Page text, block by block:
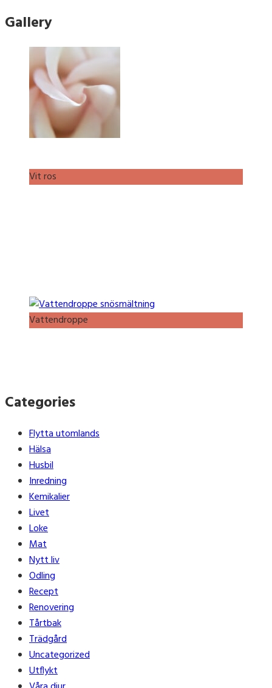
Gallery
Vit ros
Vattendroppe
Categories
Flytta utomlands
Hälsa
Husbil
Inredning
Kemikalier
Livet
Loke
Mat
Nytt liv
Odling
Recept
Renovering
Tårtbak
Trädgård
Uncategorized
Utflykt